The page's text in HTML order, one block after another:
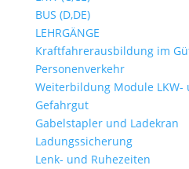
BUS (D,DE)
LEHRGÄNGE
Kraftfahrerausbildung im
Personenverkehr
Weiterbildung Module LKW-
Gefahrgut
Gabelstapler und Ladekran
Ladungssicherung
Lenk- und Ruhezeiten